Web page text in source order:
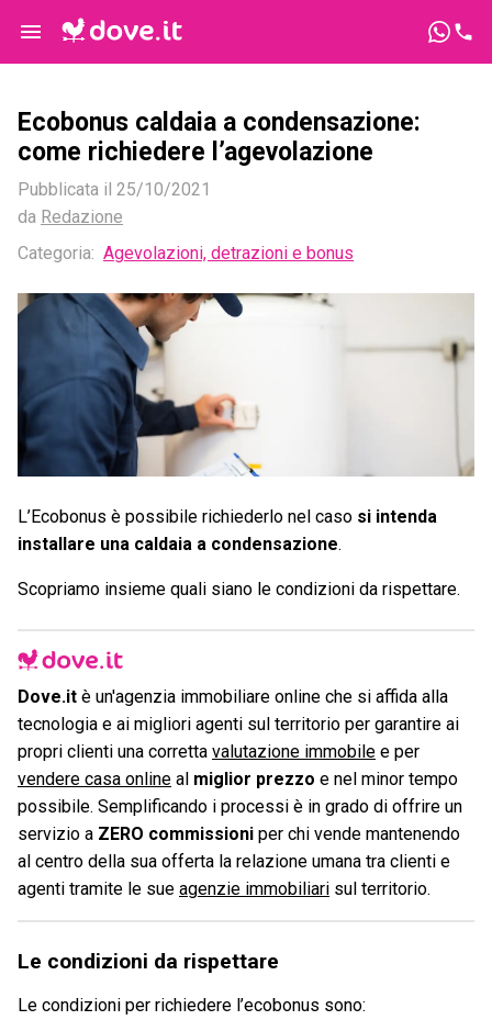
Ecobonus caldaia a condensazione:
come richiedere l’agevolazione
Pubblicata il 25/10/2021
da Redazione
Categoria: Agevolazioni, detrazioni e bonus
L’Ecobonus è possibile richiederlo nel caso si intenda
installare una caldaia a condensazione.
Scopriamo insieme quali siano le condizioni da rispettare.
Dove.it è un'agenzia immobiliare online che si affida alla
tecnologia e ai migliori agenti sul territorio per garantire ai
propri clienti una corretta valutazione immobile e per
vendere casa online al miglior prezzo e nel minor tempo
possibile. Semplificando i processi è in grado di offrire un
servizio a ZERO commissioni per chi vende mantenendo
al centro della sua offerta la relazione umana tra clienti e
agenti tramite le sue agenzie immobiliari sul territorio.
Le condizioni da rispettare
Le condizioni per richiedere l’ecobonus sono: